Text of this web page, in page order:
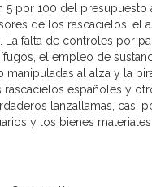
5 por 100 del
de los rascacielos, el
falta de controles por
el empleo de
al alza y la
españoles y
lanzallamas, casi
y los bienes materiales